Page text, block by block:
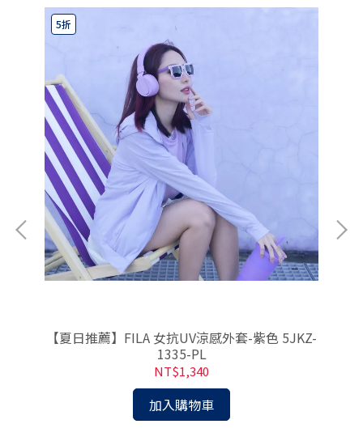
5折
【夏日推薦】FILA 女抗UV涼感外套-紫色 5JKZ-
1335-PL
NT$1,340
加入購物車